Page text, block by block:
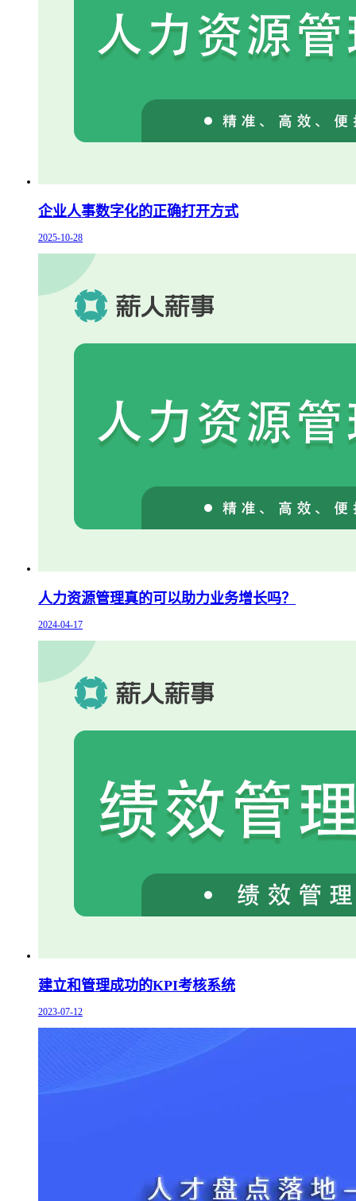
企业人事数字化的正确打开方式
2025-10-28
人力资源管理真的可以助力业务增长吗？
2024-04-17
建立和管理成功的KPI考核系统
2023-07-12